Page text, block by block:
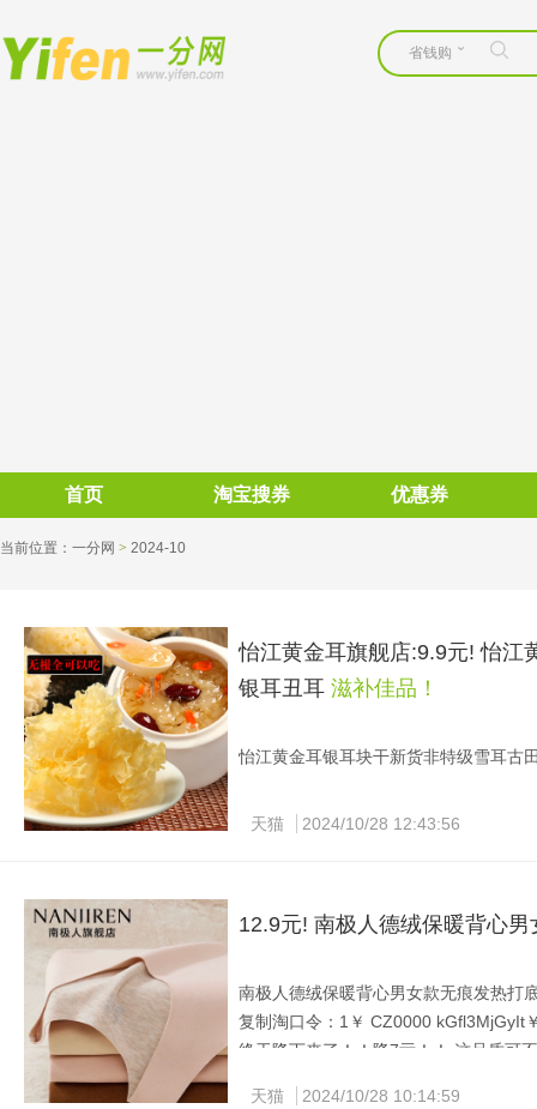
省钱购
首页 淘宝搜券 优惠券
当前位置： 一分网 > 2024-10
怡江黄金耳旗舰店:9.9元! 怡江
银耳丑耳 滋补佳品！
怡江黄金耳银耳块干新货非特级雪耳古
怡江黄金耳古田大花银耳 120g9.9元
天猫 2024/10/28 12:43:56
12.9元! 南极人德绒保暖背心
南极人德绒保暖背心男女款无痕发热打
复制淘口令：1￥ CZ0000 kGfl3MjGyIt
终于降下来了！！降7亓！！ 这品质可
天猫 2024/10/28 10:14:59